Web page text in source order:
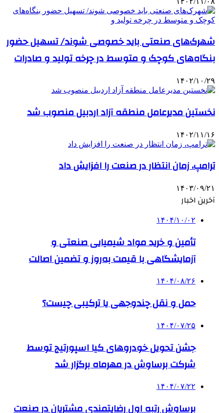
شهرک‌های صنعتی باید خصوصی شوند/ تسهیل حضور
بنگاه‌های کوچک و متوسط در چرخه تولید و صادرات
۱۴۰۲/۱۰/۲۹
نخستین مدیرعامل منطقه آزاد اردبیل منصوب شد
۱۴۰۲/۱۱/۱۶
ترامپ، زمان انتظار در صنعت را افزایش داد
۱۴۰۳/۰۹/۲۱
آخرین اخبار
۱۴۰۴/۱۰/۰۲
تأمین و خرید مواد شیمیایی صنعتی و
آزمایشگاهی با قیمت به‌روز و تضمین اصالت
۱۴۰۴/۰۸/۲۶
حمل و نقل چندوجهی یا ترکیبی چیست؟
۱۴۰۴/۰۷/۲۵
جشن تحویل خودروهای کیا اسپورتیج توسط
شرکت برساوش در مهرماه برگزار شد
۱۴۰۴/۰۷/۲۲
برساوش رتبه اول رضایتمندی مشتریان در صنعت